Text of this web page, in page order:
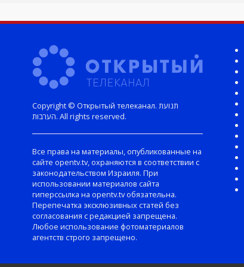
Copyright © Открытый телеканал. תנועת
הערבות. All rights reserved.
Все права на материалы, опубликованные на
сайте opentv.tv, охраняются в соответствии с
законодательством Израиля. При
использовании материалов сайта
гиперссылка на opentv.tv обязательна.
Перепечатка эксклюзивных статей без
согласования с редакцией запрещена.
Любое использование фотоматериалов
агентств строго запрещено.